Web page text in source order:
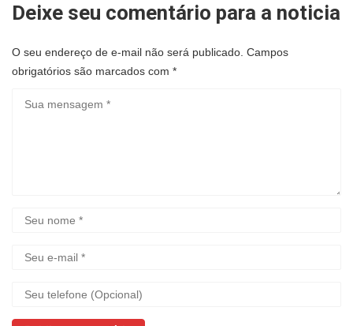
Deixe seu comentário para a noticia
O seu endereço de e-mail não será publicado. Campos
obrigatórios são marcados com *